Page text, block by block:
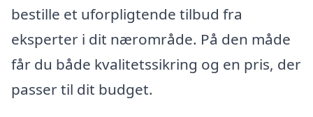
bestille et uforpligtende tilbud fra
eksperter i dit nærområde. På den måde
får du både kvalitetssikring og en pris, der
passer til dit budget.